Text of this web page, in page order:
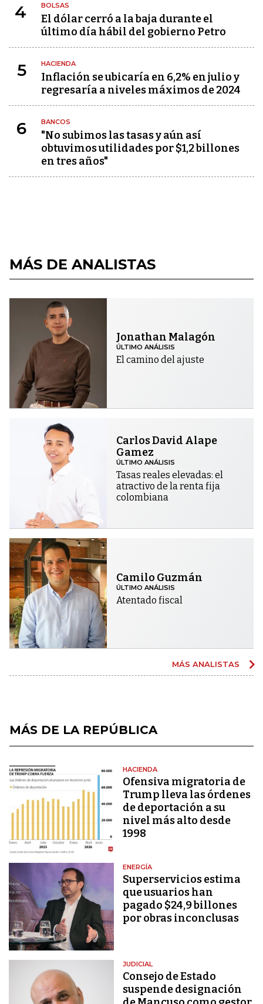
4 BOLSAS
El dólar cerró a la baja durante el
último día hábil del gobierno Petro
5 HACIENDA
Inflación se ubicaría en 6,2% en julio y
regresaría a niveles máximos de 2024
6 BANCOS
"No subimos las tasas y aún así
obtuvimos utilidades por $1,2 billones
en tres años"
MÁS DE ANALISTAS
Jonathan Malagón
ÚLTIMO ANÁLISIS
El camino del ajuste
Carlos David Alape
Gamez
ÚLTIMO ANÁLISIS
Tasas reales elevadas: el
atractivo de la renta fija
colombiana
Camilo Guzmán
ÚLTIMO ANÁLISIS
Atentado fiscal
MÁS ANALISTAS
MÁS DE LA REPÚBLICA
HACIENDA
Ofensiva migratoria de
Trump lleva las órdenes
de deportación a su
nivel más alto desde
1998
ENERGÍA
Superservicios estima
que usuarios han
pagado $24,9 billones
por obras inconclusas
JUDICIAL
Consejo de Estado
suspende designación